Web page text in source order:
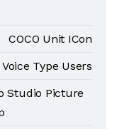
COCO Unit ICon
Voice Type Users
Studio Picture